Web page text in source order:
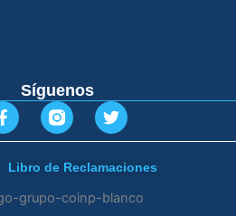
Síguenos
F
a
c
b
o
T
w
i
t
e
r
Libro de Reclamaciones